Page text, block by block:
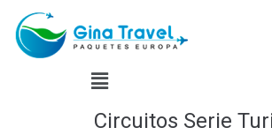
Circuitos Serie